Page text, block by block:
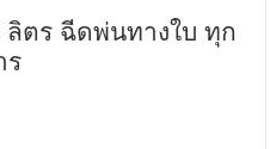
ตร ฉีดพ่นทางใบ ทุก
ร